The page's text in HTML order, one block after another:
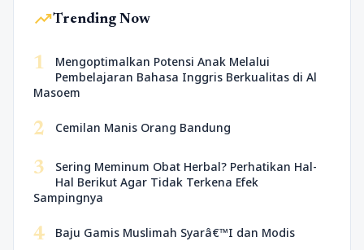
trending_upTrending Now
1
Mengoptimalkan Potensi Anak Melalui
Pembelajaran Bahasa Inggris Berkualitas di Al
Masoem
2 Cemilan Manis Orang Bandung
3
Sering Meminum Obat Herbal? Perhatikan Hal-
Hal Berikut Agar Tidak Terkena Efek
Sampingnya
4 Baju Gamis Muslimah Syarâ€™I dan Modis